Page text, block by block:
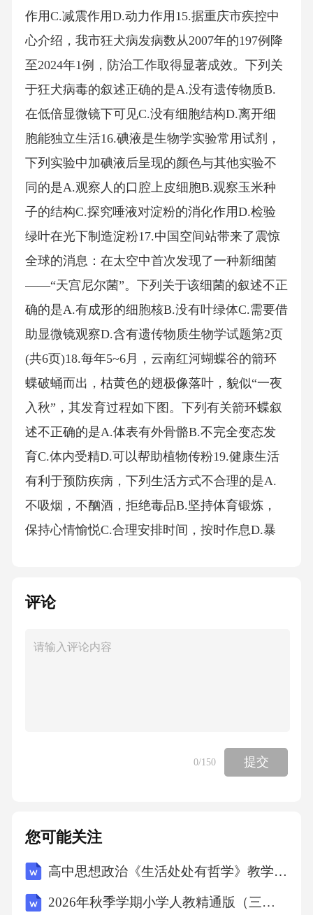
作用C.减震作用D.动力作用15.据重庆市疾控中
心介绍，我市狂犬病发病数从2007年的197例降
至2024年1例，防治工作取得显著成效。下列关
于狂犬病毒的叙述正确的是A.没有遗传物质B.
在低倍显微镜下可见C.没有细胞结构D.离开细
胞能独立生活16.碘液是生物学实验常用试剂，
下列实验中加碘液后呈现的颜色与其他实验不
同的是A.观察人的口腔上皮细胞B.观察玉米种
子的结构C.探究唾液对淀粉的消化作用D.检验
绿叶在光下制造淀粉17.中国空间站带来了震惊
全球的消息：在太空中首次发现了一种新细菌
——“天宫尼尔菌”。下列关于该细菌的叙述不正
确的是A.有成形的细胞核B.没有叶绿体C.需要借
助显微镜观察D.含有遗传物质生物学试题第2页
(共6页)18.每年5~6月，云南红河蝴蝶谷的箭环
蝶破蛹而出，枯黄色的翅极像落叶，貌似“一夜
入秋”，其发育过程如下图。下列有关箭环蝶叙
述不正确的是A.体表有外骨骼B.不完全变态发
育C.体内受精D.可以帮助植物传粉19.健康生活
有利于预防疾病，下列生活方式不合理的是A.
不吸烟，不酗酒，拒绝毒品B.坚持体育锻炼，
保持心情愉悦C.合理安排时间，按时作息D.暴
的是藿香正气水说明书藿香正气水说明书OTC
皮、厚朴、白芷、茯苓、大腹皮、生半夏、甘
泄泻，胃肠型感冒见上述症候者。【规格】每
支装10毫升【用法用量】口服。一次5~10毫
体弱者应在医师指导下服用。2.本品含乙醇(酒
精)40%~50%，服药后不得驾驶机、车、船、从
事高空作业、机械作业及操作精密仪器。【生
评论
0/150 提交
您可能关注
高中思想政治《生活处处有哲学》教学实践
2026年秋季学期小学人教精通版（三起）（新教材） 英语六年级上册教学计划含进度表